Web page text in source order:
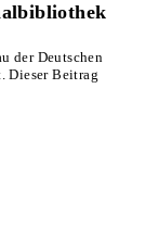
der Deutschen
Dieser Beitrag